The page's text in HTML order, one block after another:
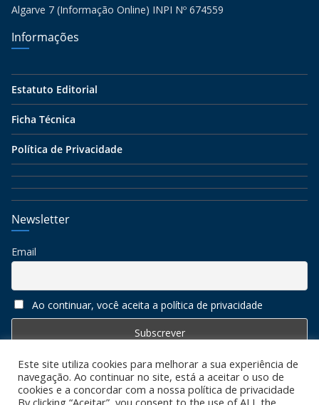
Algarve 7 (Informação Online) INPI Nº 674559
Informações
Estatuto Editorial
Ficha Técnica
Política de Privacidade
Newsletter
Email
Ao continuar, você aceita a política de privacidade
Este site utiliza cookies para melhorar a sua experiência de
navegação. Ao continuar no site, está a aceitar o uso de
cookies e a concordar com a nossa política de privacidade
By clicking “Aceitar”, you consent to the use of ALL the